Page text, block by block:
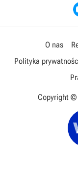
O nas
Polityka
Copyright ©